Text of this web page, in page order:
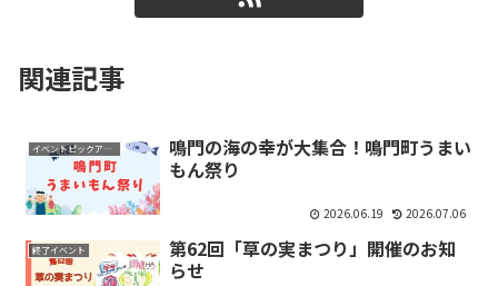
関連記事
イベントピックアップ
鳴門の海の幸が大集合！鳴門町うまい
もん祭り
2026.06.19 2026.07.06
終了イベント
第62回「草の実まつり」開催のお知
らせ